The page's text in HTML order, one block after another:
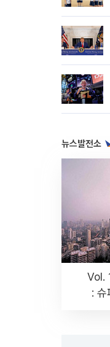
뉴스발전소
Vol.
: 슈